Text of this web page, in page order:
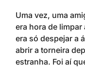
Uma vez, uma
era hora de limpar
era só despejar a
abrir a torneira
estranha. Foi aí